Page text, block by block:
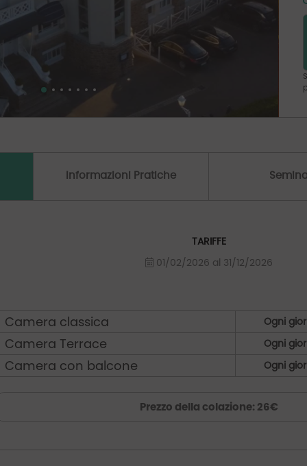
Informazioni Pratiche
TARIFFE
01/02/2026 al 31/12/2026
Camera classica Ogni
Camera Terrace Ogni
Camera con balcone Ogni
Prezzo della colazione: 26€